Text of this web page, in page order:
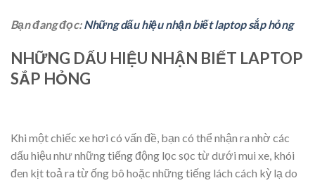
Bạn đang đọc:Những dấu hiệu nhận biết laptop sắp hỏng
NHỮNG DẤU HIỆU NHẬN BIẾT LAPTOP
SẮP HỎNG
Khi một chiếc xe hơi có vấn đề, bạn có thể nhận ra nhờ các
dấu hiệu như những tiếng động lọc sọc từ dưới mui xe, khói
đen kịt toả ra từ ống bô hoặc những tiếng lách cách kỳ lạ do